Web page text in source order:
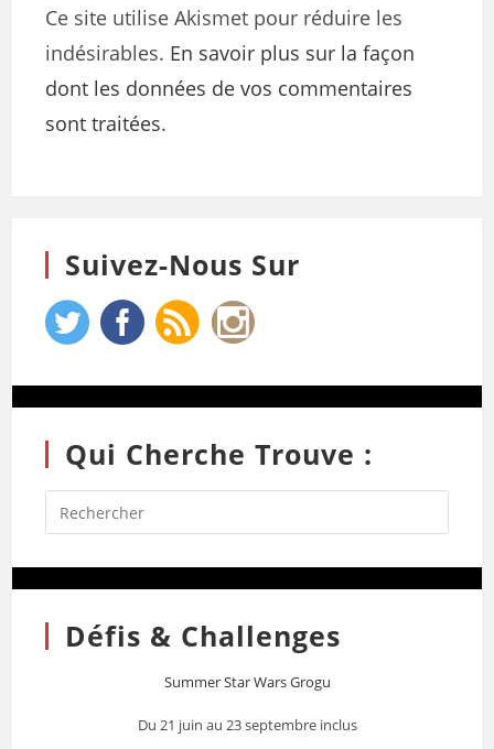
Ce site utilise Akismet pour réduire les
indésirables. En savoir plus sur la façon
dont les données de vos commentaires
sont traitées.
Suivez-Nous Sur
Qui Cherche Trouve :
Défis & Challenges
Summer Star Wars Grogu
Du 21 juin au 23 septembre inclus